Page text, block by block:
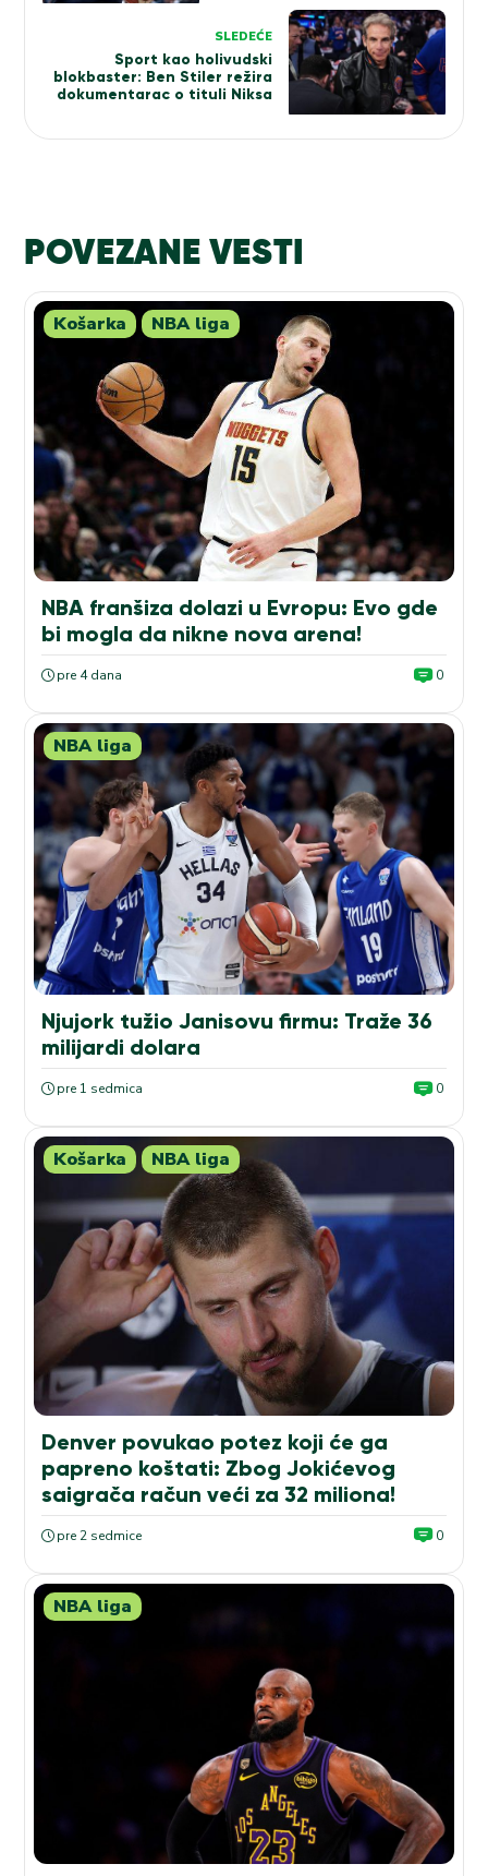
SLEDEĆE
Sport kao holivudski
blokbaster: Ben Stiler režira
dokumentarac o tituli Niksa
POVEZANE VESTI
Košarka NBA liga
NBA franšiza dolazi u Evropu: Evo gde
bi mogla da nikne nova arena!
pre 4 dana 0
NBA liga
Njujork tužio Janisovu firmu: Traže 36
milijardi dolara
pre 1 sedmica 0
Košarka NBA liga
Denver povukao potez koji će ga
papreno koštati: Zbog Jokićevog
saigrača račun veći za 32 miliona!
pre 2 sedmice 0
NBA liga